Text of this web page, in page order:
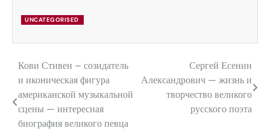
UNCATEGORISED
Навигация
по
записям
Кови Стивен – созидатель
и иконическая фигура
американской музыкальной
сцены — интересная
биография великого певца
Сергей Есенин
Александрович — жизнь и
творчество великого
русского поэта